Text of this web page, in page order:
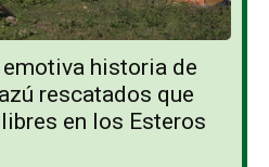
emotiva historia de
rescatados que
en los Esteros